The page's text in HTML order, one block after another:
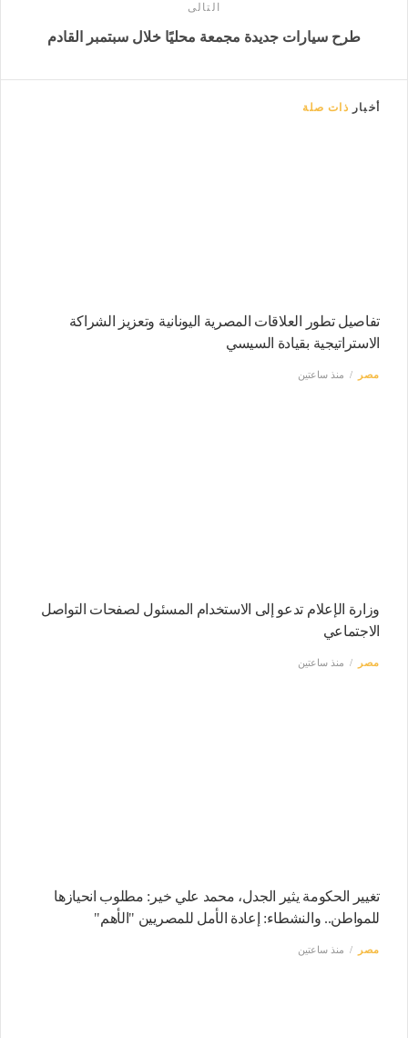
التالى
طرح سيارات جديدة مجمعة محليًا خلال سبتمبر القادم
أخبار ذات صلة
تفاصيل تطور العلاقات المصرية اليونانية وتعزيز الشراكة
الاستراتيجية بقيادة السيسي
مصر منذ ساعتين
وزارة الإعلام تدعو إلى الاستخدام المسئول لصفحات التواصل
الاجتماعي
مصر منذ ساعتين
تغيير الحكومة يثير الجدل، محمد علي خير: مطلوب انحيازها
للمواطن.. والنشطاء: إعادة الأمل للمصريين "الأهم"
مصر منذ ساعتين